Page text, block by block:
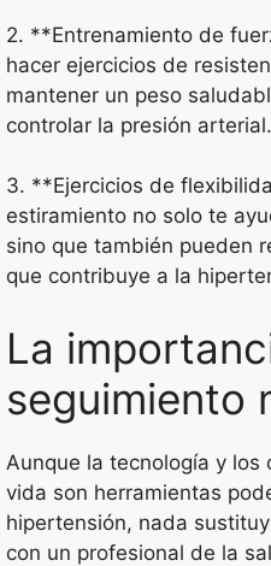
2. **Entrenamiento de
hacer ejercicios de
mantener un peso
controlar la presión arterial.
3. **Ejercicios de
estiramiento no solo te
sino que también pueden
que contribuye a la
La
seguimiento
Aunque la tecnología y los
vida son herramientas
hipertensión, nada
con un profesional de la